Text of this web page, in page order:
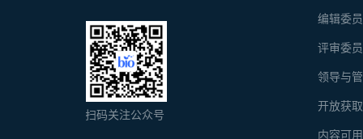
编辑委
评审委
领导与
开放获
内容可
扫码关注公众号